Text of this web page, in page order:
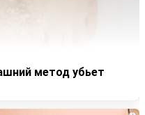
метод убьет